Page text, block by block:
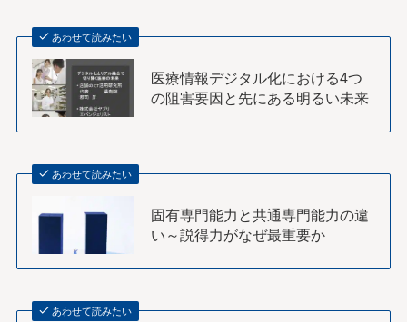
あわせて読みたい
医療情報デジタル化における4つ
の阻害要因と先にある明るい未来
あわせて読みたい
固有専門能力と共通専門能力の違
い～説得力がなぜ最重要か
あわせて読みたい